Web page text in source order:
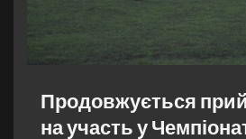
Продовжується
на участь у